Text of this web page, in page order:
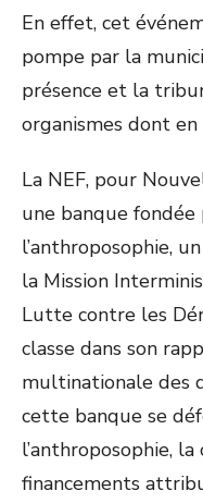
En effet, cet
pompe par la
présence et la
organismes dont
La NEF, pour
une banque
l’anthroposophie,
la Mission
Lutte contre les
classe dans son
multinationale des
cette banque se
l’anthroposophie,
financements